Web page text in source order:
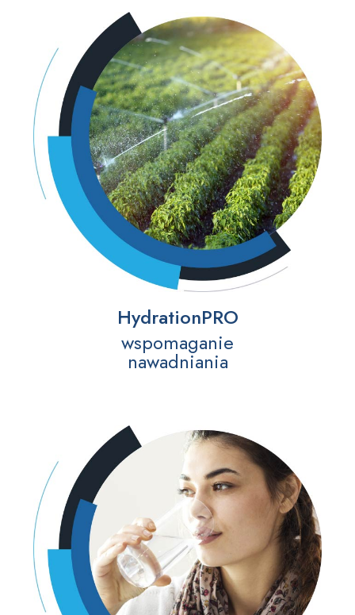
HydrationPRO
wspomaganie
nawadniania